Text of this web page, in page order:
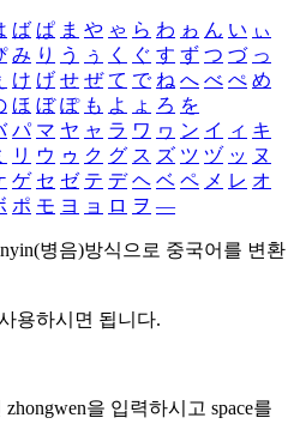
ば ぱ ま や ゃ ら わ ゎ ん い ぃ
み り う ぅ く ぐ す ず つ づ っ
け げ せ ぜ て で ね へ べ ぺ め
ほ ぼ ぽ も よ ょ ろ を
パ マ ヤ ャ ラ ワ ヮ ン イ ィ キ
リ ウ ゥ ク グ ス ズ ツ ヅ ッ ヌ
ゲ セ ゼ テ デ ヘ ベ ペ メ レ オ
ポ モ ヨ ョ ロ ヲ ―
병음)방식으로 중국어를 변환
용하시면 됩니다.
zhongwen을 입력하시고 space를